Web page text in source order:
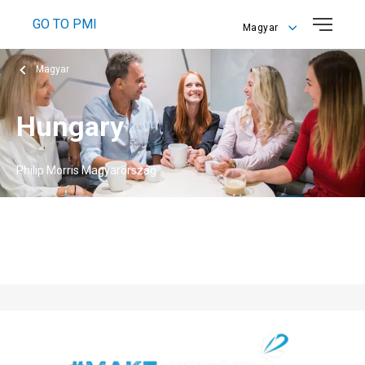
GO TO PMI
Magyar
Magyar
Magyar
Hungary
Philip Morris Magyarország